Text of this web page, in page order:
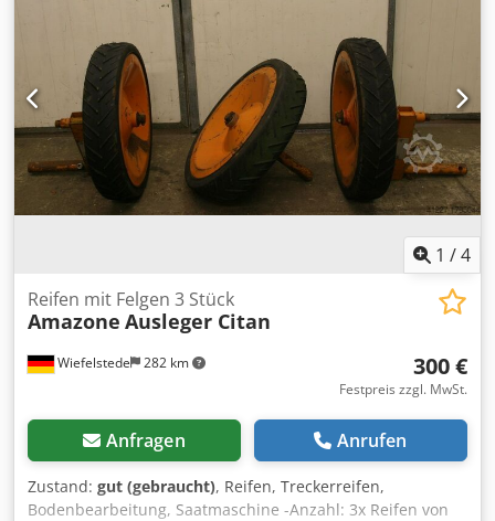
1 /4
Wiefelstede 282 km
Reifen mit Felgen 3 Stück
Amazone Ausleger Citan
300 €
Festpreis zzgl. MwSt.
Anfragen Anrufen
Zustand: gut (gebraucht), Reifen, Treckerreifen,
Bodenbearbeitung, Saatmaschine -Anzahl: 3x Reifen von